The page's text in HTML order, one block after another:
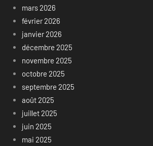
mars 2026
février 2026
janvier 2026
décembre 2025
novembre 2025
octobre 2025
septembre 2025
août 2025
juillet 2025
juin 2025
mai 2025